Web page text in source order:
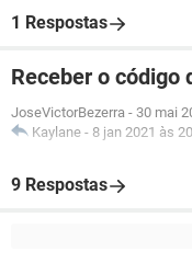
1 Respostas
Receber o código
JoseVictorBezerra - 30 mai
Kaylane - 8 jan 2021 às
9 Respostas